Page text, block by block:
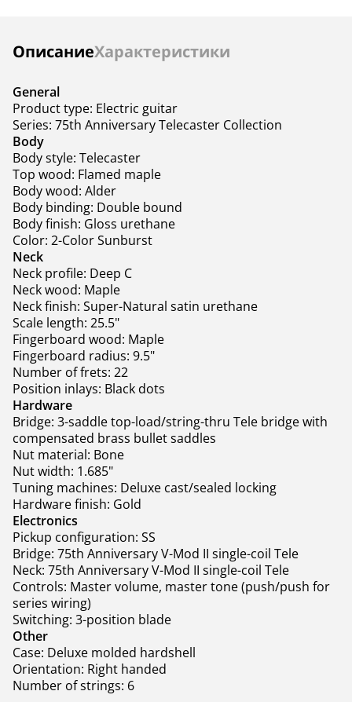
Страна
—
Крепление грифа
ОписаниеХарактеристики
Инструкции
General
Product type: Electric guitar
Series: 75th Anniversary Telecaster Collection
Body
Body style: Telecaster
Top wood: Flamed maple
Body wood: Alder
Body binding: Double bound
Body finish: Gloss urethane
Color: 2-Color Sunburst
Neck
Neck profile: Deep C
Neck wood: Maple
Neck finish: Super-Natural satin urethane
Scale length: 25.5"
Fingerboard wood: Maple
Fingerboard radius: 9.5"
Number of frets: 22
Position inlays: Black dots
Hardware
Bridge: 3-saddle top-load/string-thru Tele bridge with
compensated brass bullet saddles
Nut material: Bone
Nut width: 1.685"
Tuning machines: Deluxe cast/sealed locking
Hardware finish: Gold
Electronics
Pickup configuration: SS
Bridge: 75th Anniversary V-Mod II single-coil Tele
Neck: 75th Anniversary V-Mod II single-coil Tele
Controls: Master volume, master tone (push/push for
series wiring)
Switching: 3-position blade
Other
Case: Deluxe molded hardshell
Orientation: Right handed
Number of strings: 6